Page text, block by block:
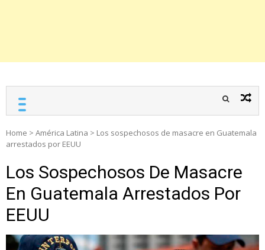
Home > América Latina > Los sospechosos de masacre en Guatemala
arrestados por EEUU
Los Sospechosos De Masacre
En Guatemala Arrestados Por
EEUU